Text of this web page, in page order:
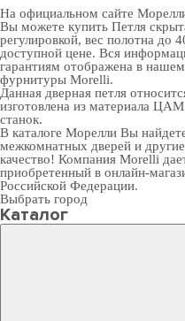
На официальном сайте
Вы можете купить Петля
регулировкой, вес полотна до
доступной цене. Вся
гарантиям отображена в
фурнитуры Morelli.
Данная дверная петля
изготовлена из материала
станок.
В каталоге Морелли Вы
межкомнатных дверей и
качество! Компания Morelli
приобретенный в онлайн-
Российской Федерации.
Выбрать город
Каталог